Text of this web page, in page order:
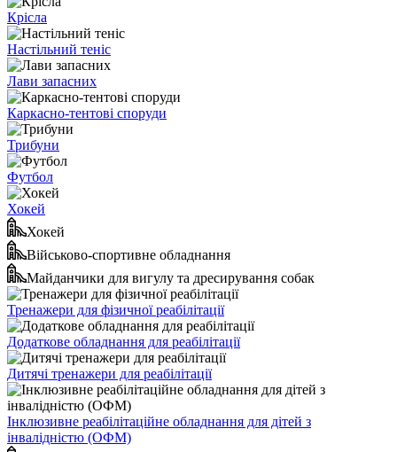
Крісла
Настільний теніс
Лави запасних
Каркасно-тентові споруди
Трибуни
Футбол
Хокей
Хокей
Військово-спортивне обладнання
Майданчики для вигулу та дресирування собак
Тренажери для фізичної реабілітації
Додаткове обладнання для реабілітації
Дитячі тренажери для реабілітації
Інклюзивне реабілітаційне обладнання для дітей з
інвалідністю (ОФМ)